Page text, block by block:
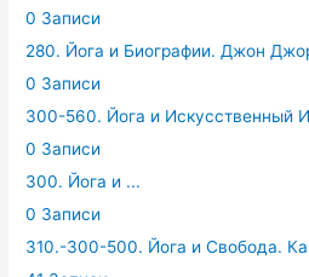
0 Записи
280. Йога и Биографии. Джон
0 Записи
300-560. Йога и Искусственный
0 Записи
300. Йога и ...
0 Записи
310.-300-500. Йога и Свобода.